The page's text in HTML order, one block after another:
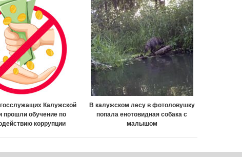
Калужской
прошли обучение по
коррупции
В калужском лесу в фотоловушку
попала енотовидная собака с
малышом